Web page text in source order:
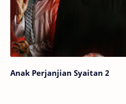
Anak Perjanjian Syaitan 2